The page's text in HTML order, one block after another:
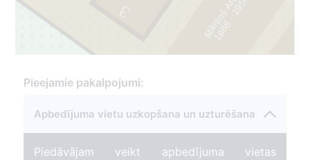
3
7
Mārtiņš Arājs
1
8
8
8
-
1
9
5
4
Pieejamie pakalpojumi:
Apbedījuma vietu uzkopšana un uzturēšana
Piedāvājam veikt apbedījuma vietas